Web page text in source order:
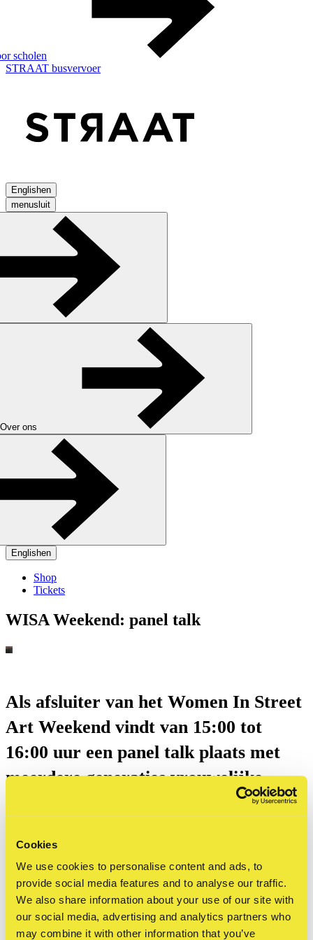
Cookies
We use cookies to personalise content and ads, to
provide social media features and to analyse our traffic.
We also share information about your use of our site with
our social media, advertising and analytics partners who
may combine it with other information that you’ve
scholen
STRAAT busvervoer
Englishen
menusluit
Over ons
Englishen
Shop
Tickets
WISA Weekend: panel talk
Als afsluiter van het Women In Street
Art Weekend vindt van 15:00 tot
16:00 uur een panel talk plaats met
meerdere generaties vrouwelijke
Dalal
Brand. Onder begeleiding van
moderatorDionne Verweygaan zij in
gesprek over hun ervaringen,
uitdagingen en de ontwikkeling van de